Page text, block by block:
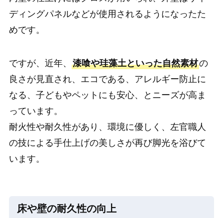
ディングパネルなどが使用されるようになったた
めです。
ですが、近年、 漆喰や珪藻土といった自然素材の
良さが見直され、エコである、アレルギー防止に
なる、子どもやペットにも安心、とニーズが高ま
っています。
耐火性や耐久性があり、環境に優しく、左官職人
の技による手仕上げの美しさが再び脚光を浴びて
います。
床や壁の耐久性の向上